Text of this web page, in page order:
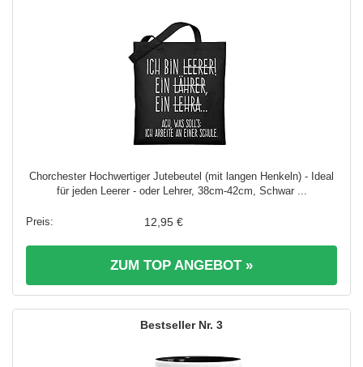
Chorchester Hochwertiger Jutebeutel (mit langen Henkeln) - Ideal
für jeden Leerer - oder Lehrer, 38cm-42cm, Schwar ...
12,95 €
ZUM TOP ANGEBOT »
3